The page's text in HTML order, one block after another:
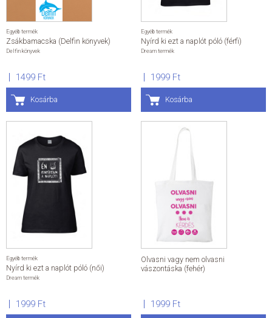
Egyéb termék
Zsákbamacska (Delfin könyvek)
Delfin könyvek
1499 Ft
Kosárba
Egyéb termék
Nyírd ki ezt a naplót póló (férfi)
Dream termék
1999 Ft
Kosárba
Egyéb termék
Nyírd ki ezt a naplót póló (női)
Dream termék
1999 Ft
Olvasni vagy nem olvasni
vászontáska (fehér)
1999 Ft